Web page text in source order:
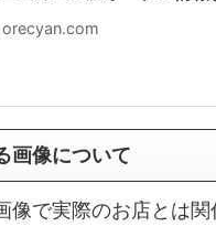
orecyan.com
画像について
像で実際のお店とは